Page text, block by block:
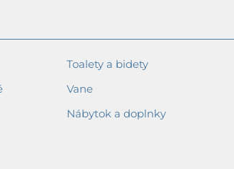
Toalety a bidety
Vane
Nábytok a doplnky